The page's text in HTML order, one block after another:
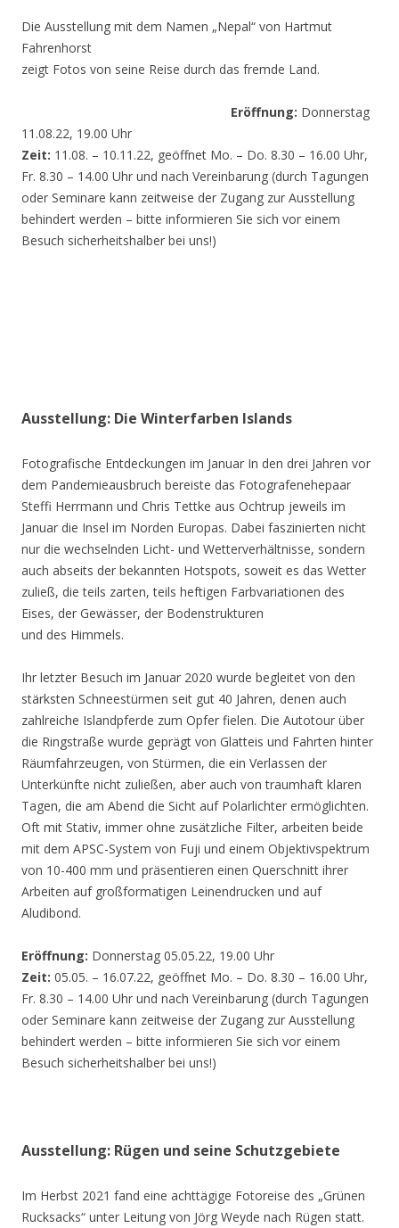
Die Ausstellung mit dem Namen „Nepal“ von Hartmut
Fahrenhorst
zeigt Fotos von seine Reise durch das fremde Land.
Eröffnung: Donnerstag
11.08.22, 19.00 Uhr
Zeit: 11.08. – 10.11.22, geöffnet Mo. – Do. 8.30 – 16.00 Uhr,
Fr. 8.30 – 14.00 Uhr und nach Vereinbarung (durch Tagungen
oder Seminare kann zeitweise der Zugang zur Ausstellung
behindert werden – bitte informieren Sie sich vor einem
Besuch sicherheitshalber bei uns!)
Ausstellung: Die Winterfarben Islands
Fotografische Entdeckungen im Januar In den drei Jahren vor
dem Pandemieausbruch bereiste das Fotografenehepaar
Steffi Herrmann und Chris Tettke aus Ochtrup jeweils im
Januar die Insel im Norden Europas. Dabei faszinierten nicht
nur die wechselnden Licht- und Wetterverhältnisse, sondern
auch abseits der bekannten Hotspots, soweit es das Wetter
zuließ, die teils zarten, teils heftigen Farbvariationen des
Eises, der Gewässer, der Bodenstrukturen
und des Himmels.
Ihr letzter Besuch im Januar 2020 wurde begleitet von den
stärksten Schneestürmen seit gut 40 Jahren, denen auch
zahlreiche Islandpferde zum Opfer fielen. Die Autotour über
die Ringstraße wurde geprägt von Glatteis und Fahrten hinter
Räumfahrzeugen, von Stürmen, die ein Verlassen der
Unterkünfte nicht zuließen, aber auch von traumhaft klaren
Tagen, die am Abend die Sicht auf Polarlichter ermöglichten.
Oft mit Stativ, immer ohne zusätzliche Filter, arbeiten beide
mit dem APSC-System von Fuji und einem Objektivspektrum
von 10-400 mm und präsentieren einen Querschnitt ihrer
Arbeiten auf großformatigen Leinendrucken und auf
Aludibond.
Eröffnung: Donnerstag 05.05.22, 19.00 Uhr
Zeit: 05.05. – 16.07.22, geöffnet Mo. – Do. 8.30 – 16.00 Uhr,
Fr. 8.30 – 14.00 Uhr und nach Vereinbarung (durch Tagungen
oder Seminare kann zeitweise der Zugang zur Ausstellung
behindert werden – bitte informieren Sie sich vor einem
Besuch sicherheitshalber bei uns!)
Ausstellung: Rügen und seine Schutzgebiete
Im Herbst 2021 fand eine achttägige Fotoreise des „Grünen
Rucksacks“ unter Leitung von Jörg Weyde nach Rügen statt.